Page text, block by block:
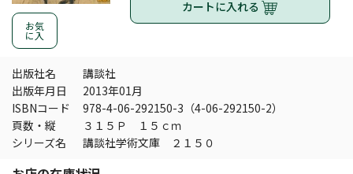
お気
に入
カートに入れる
出版社名
講談社
出版年月日
2013年01月
ISBNコード
978-4-06-292150-3（4-06-292150-2）
頁数・縦
３１５Ｐ １５ｃｍ
シリーズ名
講談社学術文庫 ２１５０